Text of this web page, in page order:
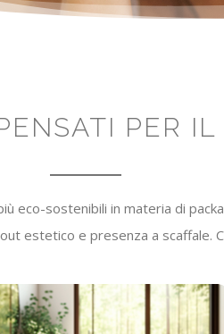
PER
eco-sostenibili in materia di
estetico e presenza a scaffale.